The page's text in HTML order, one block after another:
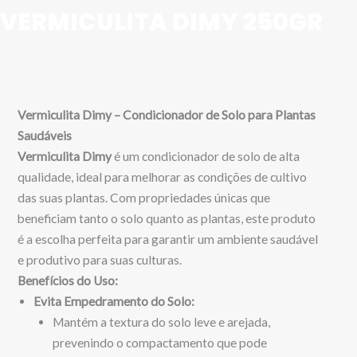
Vermiculita Dimy – Condicionador de Solo para Plantas
Saudáveis
Vermiculita Dimyé um condicionador de solo de alta
qualidade, ideal para melhorar as condições de cultivo
das suas plantas. Com propriedades únicas que
beneficiam tanto o solo quanto as plantas, este produto
é a escolha perfeita para garantir um ambiente saudável
e produtivo para suas culturas.
Benefícios do Uso:
Evita Empedramento do Solo:
Mantém a textura do solo leve e arejada,
prevenindo o compactamento que pode